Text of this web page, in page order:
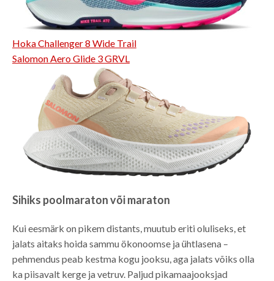
Hoka Challenger 8 Wide Trail
Salomon Aero Glide 3 GRVL
Sihiks poolmaraton või maraton
Kui eesmärk on pikem distants, muutub eriti oluliseks, et
jalats aitaks hoida sammu ökonoomse ja ühtlasena –
pehmendus peab kestma kogu jooksu, aga jalats võiks olla
ka piisavalt kerge ja vetruv. Paljud pikamaajooksjad